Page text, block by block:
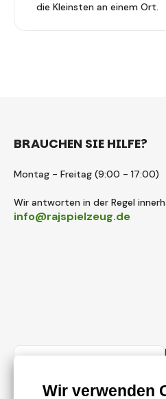
die Kleinsten an einem Ort.
BRAUCHEN SIE HILFE?
Montag - Freitag (9:00 - 17:00)
Wir antworten in der Regel
info@rajspielzeug.de